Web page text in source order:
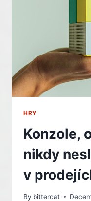
SI
HO
SÓLO
I
HRY
Konzole,
nikdy
v
By bittercat